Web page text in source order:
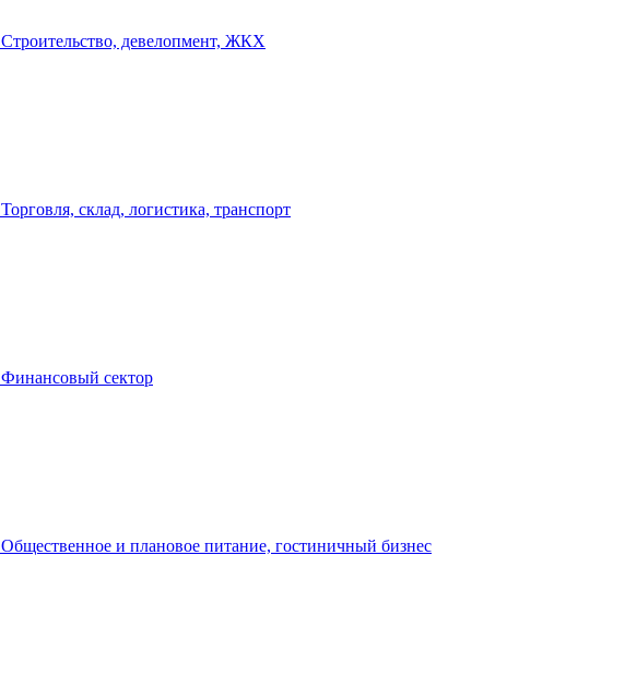
Строительство, девелопмент, ЖКХ
Торговля, склад, логистика, транспорт
Финансовый сектор
Общественное и плановое питание, гостиничный бизнес